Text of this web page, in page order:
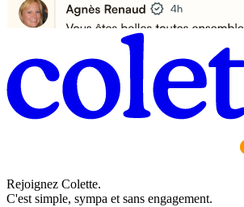
Rejoignez Colette.
C'est simple, sympa et sans engagement.